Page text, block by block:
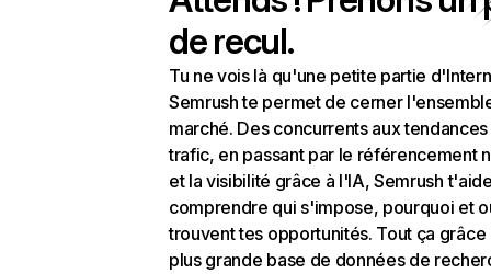
de recul.
Tu ne vois là qu'une petite partie
Semrush te permet de cerner
marché. Des concurrents aux
trafic, en passant par le référencement
et la visibilité grâce à l'IA, Semrush
comprendre qui s'impose, pourquoi et
trouvent tes opportunités. Tout ça grâce
plus grande base de données de